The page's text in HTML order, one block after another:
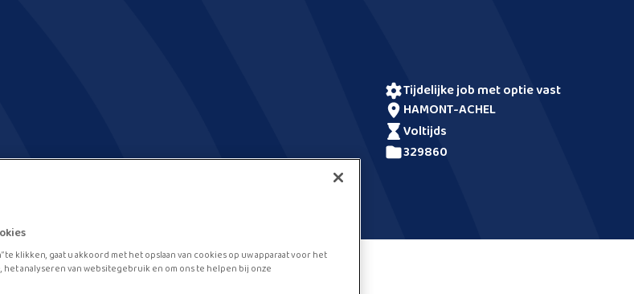
tijdelijke job met optie vast
HAMONT-ACHEL
voltijds
329860
te klikken, gaat u akkoord met het opslaan van cookies op uw apparaat voor het
analyseren van websitegebruik en om ons te helpen bij onze